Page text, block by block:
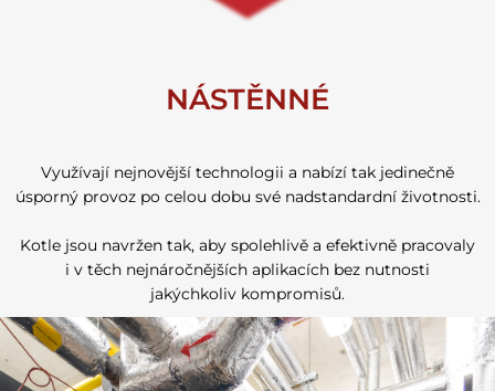
NÁSTĚNNÉ
Využívají nejnovější technologii a nabízí tak jedinečně
úsporný provoz po celou dobu své nadstandardní životnosti.
Kotle jsou navržen tak, aby spolehlivě a efektivně pracovaly
i v těch nejnáročnějších aplikacích bez nutnosti
jakýchkoliv kompromisů.